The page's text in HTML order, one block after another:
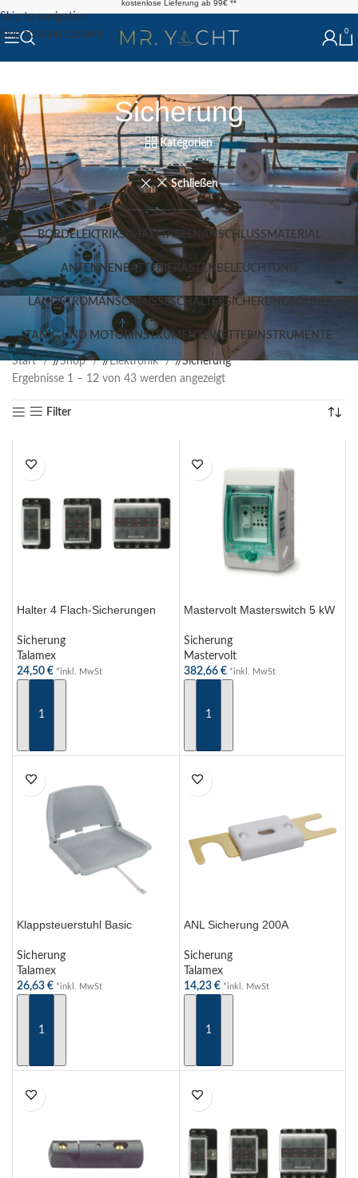
Skip to navigation
Skip to main content
kostenlose Lieferung ab 99€ **
0
Sicherung
Kategorien
Schließen
BORDELEKTRIKSCHALTTAFELN ANSCHLUSSMATERIAL
ANTENNEN BATTERIEKÄSTEN BELEUCHTUNG
LANDSTROMANSCHLÜSSESCHALTERSICHERUNG
TANK- UND MOTORINSTRUMENTE WETTERINSTRUMENTE
Start / Shop / Elektronik / Sicherung
Ergebnisse 1 – 12 von 43 werden angezeigt
Filter
Halter 4 Flach-Sicherungen
Sicherung
Talamex
24,50 € *inkl. MwSt
Mastervolt Masterswitch 5 kW
Sicherung
Mastervolt
382,66 € *inkl. MwSt
Klappsteuerstuhl Basic
Sicherung
Talamex
26,63 € *inkl. MwSt
ANL Sicherung 200A
Sicherung
Talamex
14,23 € *inkl. MwSt